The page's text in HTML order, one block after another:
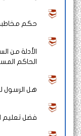
حكم مخاطبة
الأدلة من
الحاكم المسلم
هل الرسول له
فضل تعليم القرآن